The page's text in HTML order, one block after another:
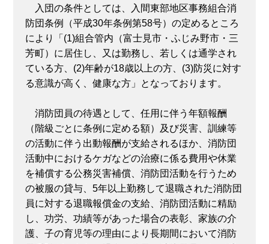
入団の条件としては、入間東部地区事務組合消
防団条例（平成30年条例第58号）の定めるところ
により「(1)組合管内（富士見市・ふじみ野市・三
芳町）に居住し、又は勤務し、若しくは通学され
ている方、(2)年齢が18歳以上の方、(3)防災に対す
る意識が高く、健康な方」となっております。
消防団員の待遇として、任用に伴う年額報酬
（階級ごとに条例に定める額）及び災害、訓練等
の活動に伴う出動報酬が支給されるほか、消防団
活動中におけるケガなどの治療に係る費用や休業
を補償する公務災害補償、消防団活動を行うため
の被服の貸与、5年以上勤務して退職された消防団
員に対する退職報償金の支給、消防団活動に精励
し、功労、功績等があった場合の表彰、家族の介
護、子の育児等の理由により長期間において消防